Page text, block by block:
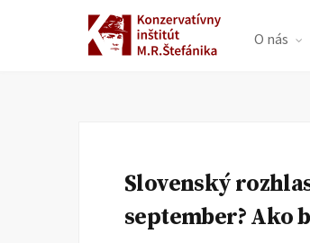
O nás
Slovenský
september? Ako